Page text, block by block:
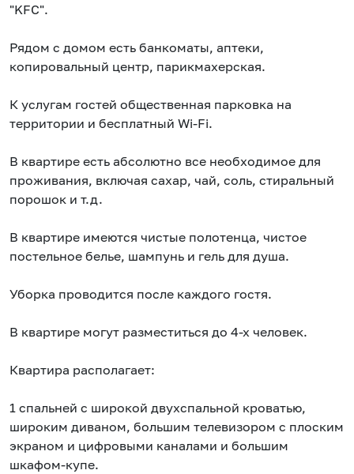
"KFC".
Рядом с домом есть банкоматы, аптеки,
копировальный центр, парикмахерская.
К услугам гостей общественная парковка на
территории и бесплатный Wi-Fi.
В квартире есть абсолютно все необходимое для
проживания, включая сахар, чай, соль, стиральный
порошок и т.д.
В квартире имеются чистые полотенца, чистое
постельное белье, шампунь и гель для душа.
Уборка проводится после каждого гостя.
В квартире могут разместиться до 4-х человек.
Квартира располагает:
1 спальней с широкой двухспальной кроватью,
широким диваном, большим телевизором с плоским
экраном и цифровыми каналами и большим
шкафом-купе.